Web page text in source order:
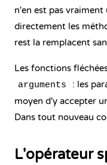
n'en est pas
directement les
rest la remplacent
Les fonctions
arguments
: les
moyen d'y accepter
Dans tout nouveau
L'opérateur